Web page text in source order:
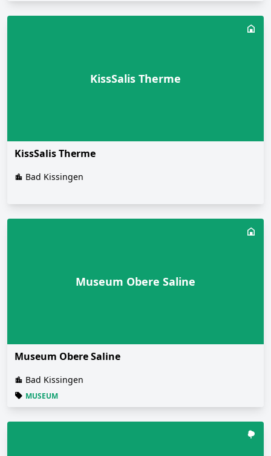
KissSalis Therme
KissSalis Therme
Bad Kissingen
Museum Obere Saline
Museum Obere Saline
Bad Kissingen
MUSEUM